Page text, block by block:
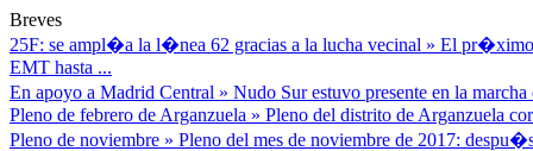
Breves
25F: se ampl�a la l�nea 62 gracias a la lucha vecinal » El pr�ximo
EMT hasta ...
En apoyo a Madrid Central » Nudo Sur estuvo presente en la
Pleno de febrero de Arganzuela » Pleno del distrito de Arganzuela
Pleno de noviembre » Pleno del mes de noviembre de 2017: